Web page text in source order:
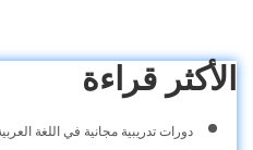
الأكثر قراءة
دورات تدريبية مجانية في اللغة